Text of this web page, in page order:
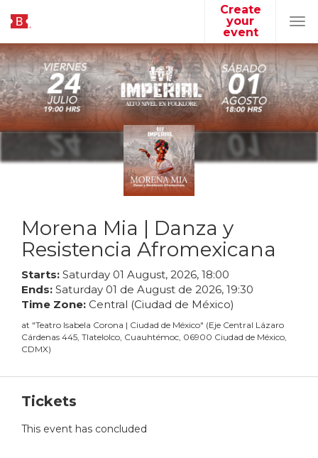
Create
your
event
Morena Mia | Danza y
Resistencia Afromexicana
Starts: Saturday 01 August, 2026, 18:00
Ends: Saturday 01 de August de 2026, 19:30
Time Zone: Central (Ciudad de México)
at "Teatro Isabela Corona | Ciudad de México" (Eje Central Lázaro
Cárdenas 445, Tlatelolco, Cuauhtémoc, 06900 Ciudad de México,
CDMX)
Tickets
This event has concluded